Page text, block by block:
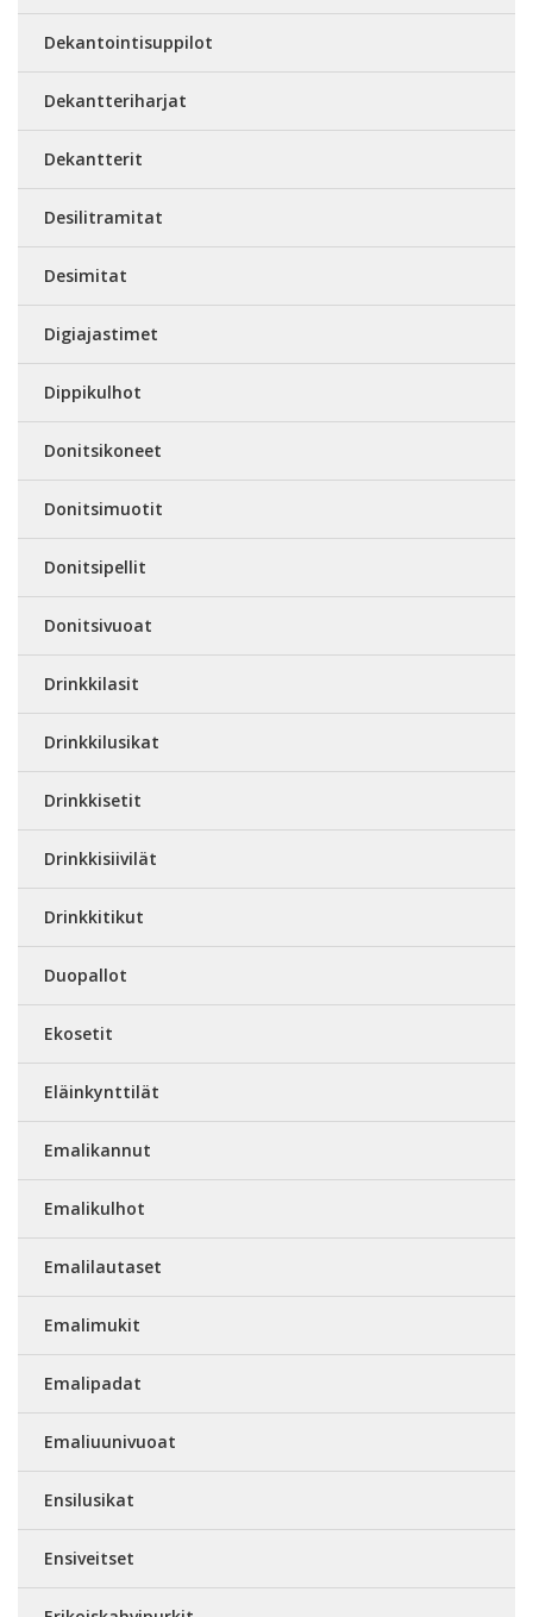
Dekantointisuppilot
Dekantteriharjat
Dekantterit
Desilitramitat
Desimitat
Digiajastimet
Dippikulhot
Donitsikoneet
Donitsimuotit
Donitsipellit
Donitsivuoat
Drinkkilasit
Drinkkilusikat
Drinkkisetit
Drinkkisiivilät
Drinkkitikut
Duopallot
Ekosetit
Eläinkynttilät
Emalikannut
Emalikulhot
Emalilautaset
Emalimukit
Emalipadat
Emaliuunivuoat
Ensilusikat
Ensiveitset